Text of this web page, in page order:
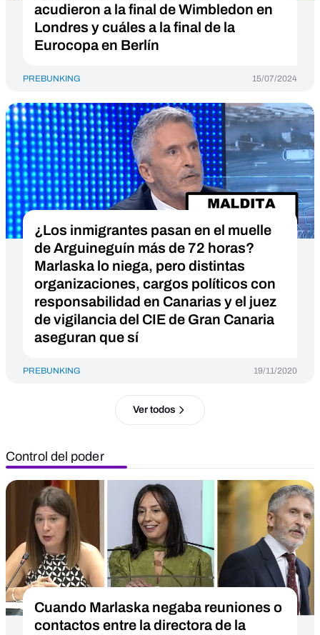
acudieron a la final de Wimbledon en
Londres y cuáles a la final de la
Eurocopa en Berlín
PREBUNKING 15/07/2024
¿Los inmigrantes pasan en el muelle
de Arguineguín más de 72 horas?
Marlaska lo niega, pero distintas
organizaciones, cargos políticos con
responsabilidad en Canarias y el juez
de vigilancia del CIE de Gran Canaria
aseguran que sí
PREBUNKING 19/11/2020
Ver todos
Control del poder
Cuando Marlaska negaba reuniones o
contactos entre la directora de la